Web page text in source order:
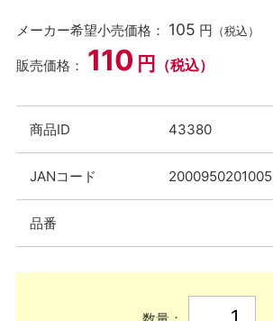
メーカー希望小売価格： 105 円 （税込）
販売価格： 110 円 （税込）
商品ID 43380
JANコード 2000950201005
品番